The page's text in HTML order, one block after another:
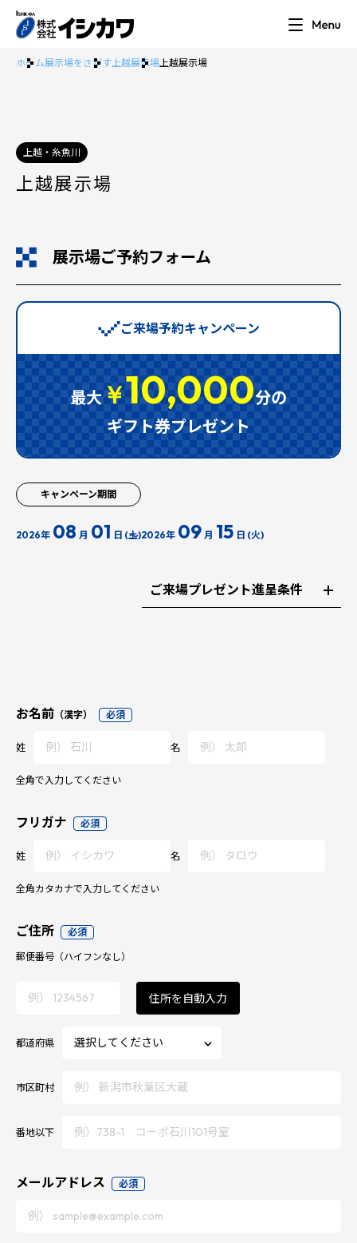
ホーム展示場をさがす上越展示場上越展示場
上越・糸魚川
上越展示場
展示場ご予約フォーム
ご来場予約キャンペーン
最大￥10,000分の
ギフト券プレゼント
キャンペーン期間
2026年 08 月 01 日 (土)2026年 09 月 15 日 (火)
ご来場プレゼント進呈条件
お名前 （漢字） 必須
姓 名
全角で入力してください
フリガナ 必須
姓 名
全角カタカナで入力してください
ご住所 必須
郵便番号 （ハイフンなし）
住所を自動入力
都道府県
市区町村
番地以下
メールアドレス 必須